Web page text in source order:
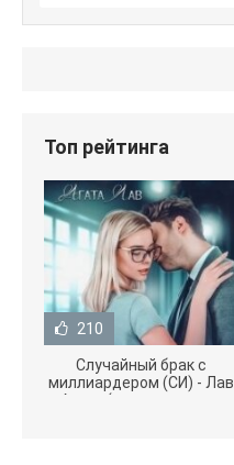
Топ рейтинга
210
Случайный брак с
миллиардером (СИ) - Лав
Агата (полная версия